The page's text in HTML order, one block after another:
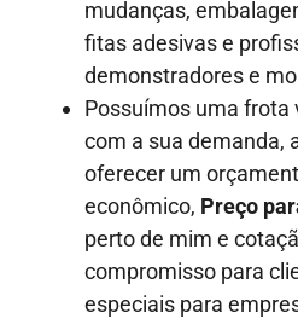
mudanças,
fitas adesivas e
demonstradores e
Possuímos uma frota
com a sua demanda,
oferecer um
econômico, Preço
perto de mim e
compromisso para
especiais para